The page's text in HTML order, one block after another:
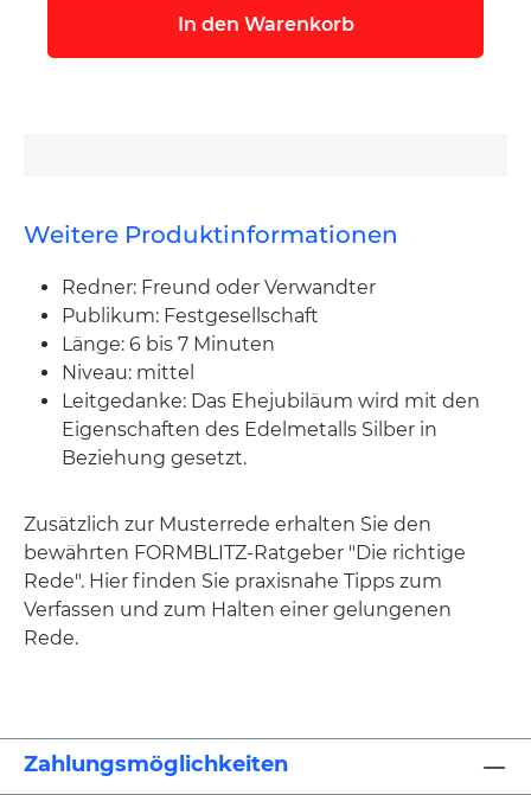
In den Warenkorb
Weitere Produktinformationen
Redner: Freund oder Verwandter
Publikum: Festgesellschaft
Länge: 6 bis 7 Minuten
Niveau: mittel
Leitgedanke: Das Ehejubiläum wird mit den
Eigenschaften des Edelmetalls Silber in
Beziehung gesetzt.
Zusätzlich zur Musterrede erhalten Sie den
bewährten FORMBLITZ-Ratgeber "Die richtige
Rede". Hier finden Sie praxisnahe Tipps zum
Verfassen und zum Halten einer gelungenen
Rede.
Zahlungsmöglichkeiten